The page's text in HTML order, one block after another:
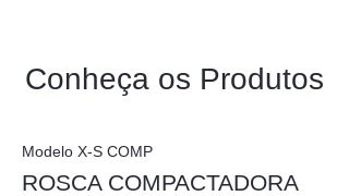
Conheça os Produtos
Modelo X-S COMP
ROSCA COMPACTADORA